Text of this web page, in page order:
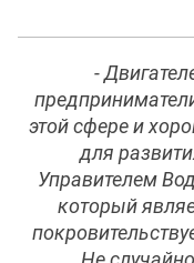
-
этой сфере и
для
Управителем
который